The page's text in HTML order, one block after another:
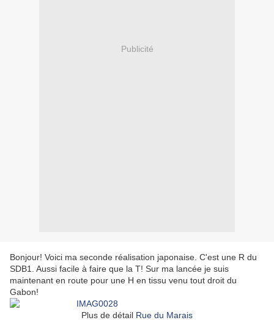
Publicité
Bonjour! Voici ma seconde réalisation japonaise. C'est une R du
SDB1. Aussi facile à faire que la T! Sur ma lancée je suis
maintenant en route pour une H en tissu venu tout droit du
Gabon!
Plus de détail Rue du Marais